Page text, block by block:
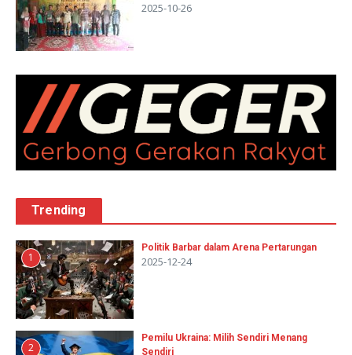
2025-10-26
Trending
1
Politik Barbar dalam Arena Pertarungan
2025-12-24
2
Pemilu Ukraina: Milih Sendiri Menang
Sendiri